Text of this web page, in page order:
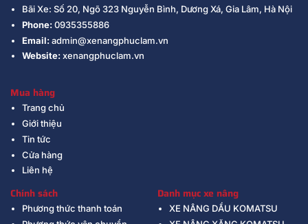
Bãi Xe: Số 20, Ngõ 323 Nguyễn Bình, Dương Xá, Gia Lâm, Hà Nội
Phone:0935355886
Email:admin@xenangphuclam.vn
Website:xenangphuclam.vn
Mua hàng
Trang chủ
Giới thiệu
Tin tức
Cửa hàng
Liên hệ
Chính sách
Phương thức thanh toán
Danh mục xe nâng
XE NÂNG DẦU KOMATSU